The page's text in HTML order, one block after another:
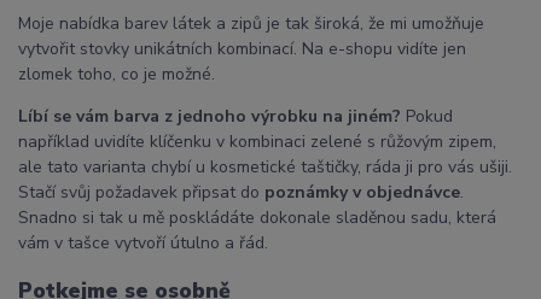
Moje nabídka barev látek a zipů je tak široká, že mi umožňuje
vytvořit stovky unikátních kombinací. Na e-shopu vidíte jen
zlomek toho, co je možné.
Líbí se vám barva z jednoho výrobku na jiném? Pokud
například uvidíte klíčenku v kombinaci zelené s růžovým zipem,
ale tato varianta chybí u kosmetické taštičky, ráda ji pro vás ušiji.
Stačí svůj požadavek připsat do poznámky v objednávce.
Snadno si tak u mě poskládáte dokonale sladěnou sadu, která
vám v tašce vytvoří útulno a řád.
Potkejme se osobně